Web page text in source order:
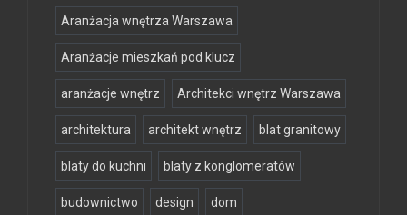
Aranżacja wnętrza Warszawa
Aranżacje mieszkań pod klucz
aranżacje wnętrz Architekci wnętrz Warszawa
architektura architekt wnętrz blat granitowy
blaty do kuchni blaty z konglomeratów
budownictwo design dom